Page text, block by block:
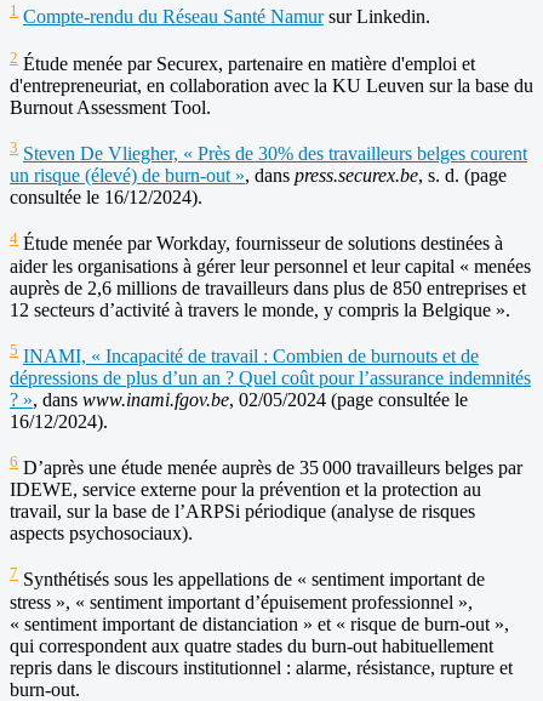
1 Compte-rendu du Réseau Santé Namursur Linkedin.
2 Étude menée par Securex, partenaire en matière d'emploi et
d'entrepreneuriat, en collaboration avec la KU Leuven sur la base du
Burnout Assessment Tool.
3 Steven De Vliegher, « Près de 30% des travailleurs belges courent
un risque (élevé) de burn-out », dans press.securex.be, s. d. (page
consultée le 16/12/2024).
4 Étude menée par Workday, fournisseur de solutions destinées à
aider les organisations à gérer leur personnel et leur capital « menées
auprès de 2,6 millions de travailleurs dans plus de 850 entreprises et
12 secteurs d’activité à travers le monde, y compris la Belgique ».
5 INAMI, « Incapacité de travail : Combien de burnouts et de
dépressions de plus d’un an ? Quel coût pour l’assurance indemnités
? », dans www.inami.fgov.be, 02/05/2024 (page consultée le
16/12/2024).
6 D’après une étude menée auprès de 35 000 travailleurs belges par
IDEWE, service externe pour la prévention et la protection au
travail, sur la base de l’ARPSi périodique (analyse de risques
aspects psychosociaux).
7 Synthétisés sous les appellations de « sentiment important de
stress », « sentiment important d’épuisement professionnel »,
« sentiment important de distanciation » et « risque de burn-out »,
qui correspondent aux quatre stades du burn-out habituellement
repris dans le discours institutionnel : alarme, résistance, rupture et
burn-out.